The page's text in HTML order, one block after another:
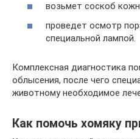
возьмет соскоб
проведет осмотр
специальной лампой.
Комплексная диагностика
облысения, после чего
животному необходимое
Как помочь хомяку